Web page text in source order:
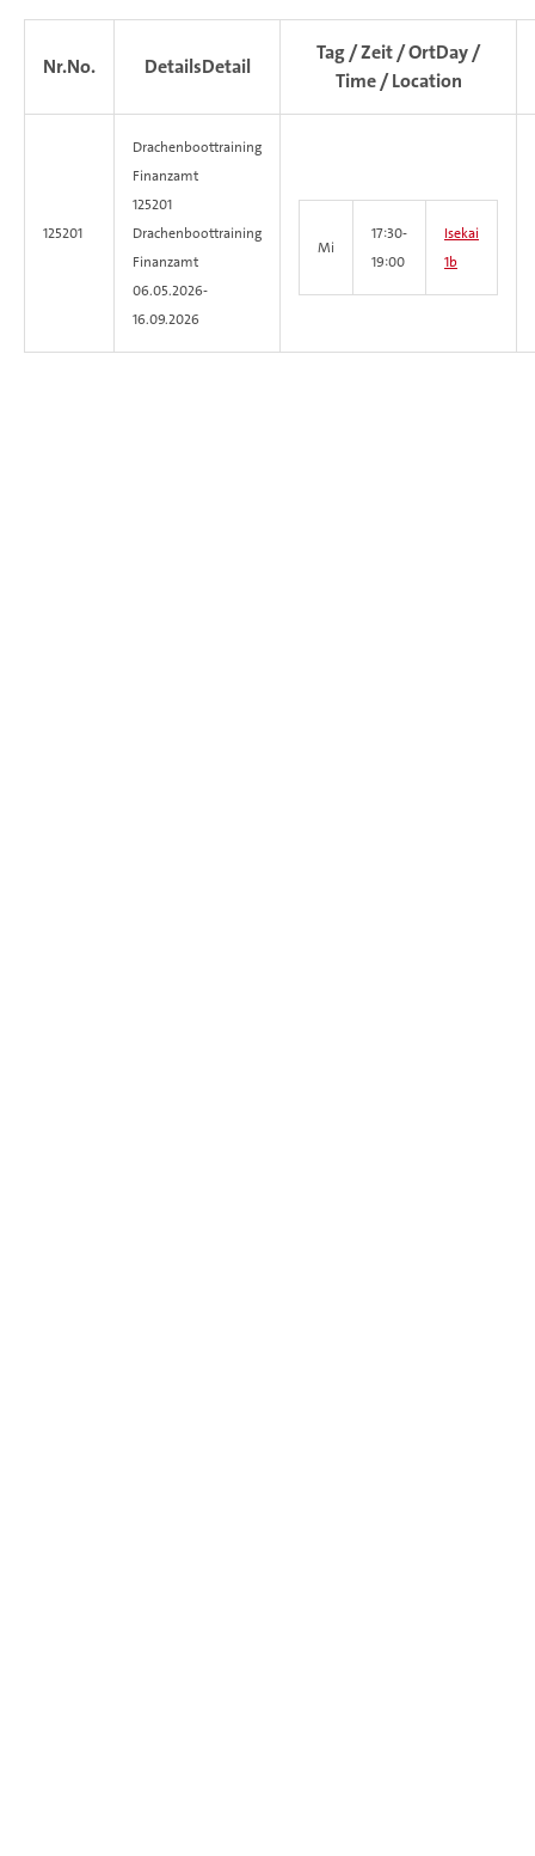
Nr.No. DetailsDetail
Tag / Zeit / OrtDay /
Time / Location
125201
Drachenboottraining
Finanzamt
125201
Drachenboottraining
Finanzamt
06.05.2026-
16.09.2026
Mi
17:30-
19:00
Isekai
1b